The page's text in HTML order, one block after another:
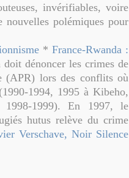
invérifiables, voire
nouvelles polémiques pour
*France-Rwanda :
dénoncer les crimes de
(APR) lors des conflits où
1994, 1995 à Kibeho,
1998-1999). En 1997, le
hutus relève du crime
Verschave, Noir Silence